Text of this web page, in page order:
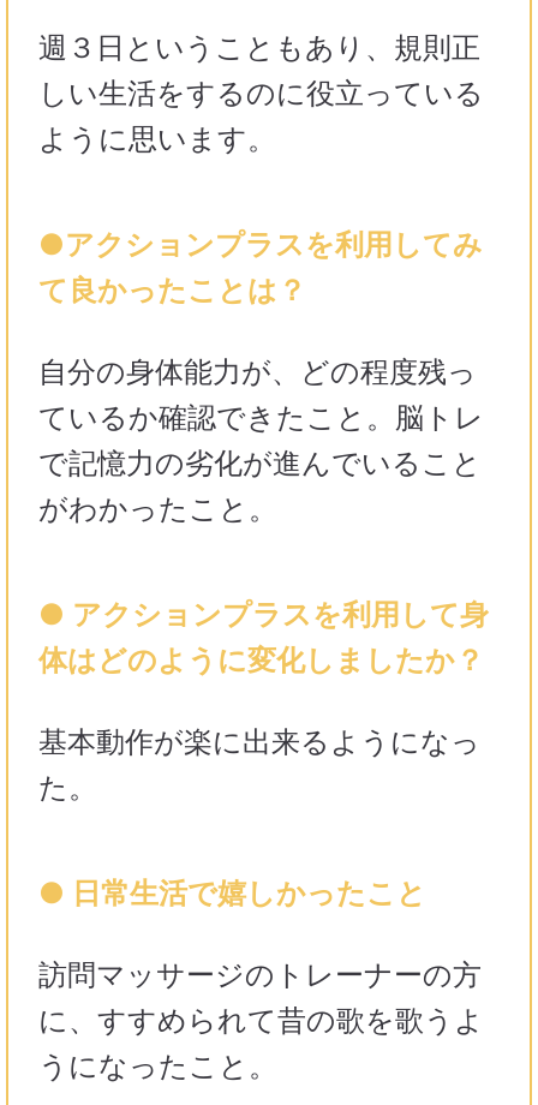
週３日ということもあり、規則正
しい生活をするのに役立っている
ように思います。
●アクションプラスを利用してみ
て良かったことは？
自分の身体能力が、どの程度残っ
ているか確認できたこと。脳トレ
で記憶力の劣化が進んでいること
がわかったこと。
● アクションプラスを利用して身
体はどのように変化しましたか？
基本動作が楽に出来るようになっ
た。
● 日常生活で嬉しかったこと
訪問マッサージのトレーナーの方
に、すすめられて昔の歌を歌うよ
うになったこと。